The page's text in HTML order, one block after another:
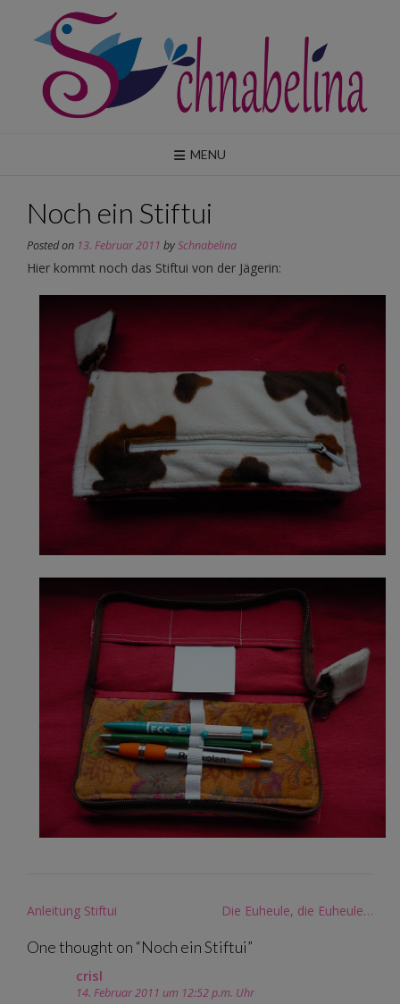
content
MENU
Noch ein Stiftui
Posted on 13. Februar 2011 bySchnabelina
Hier kommt noch das Stiftui von der Jägerin:
Post
Anleitung Stiftui Die Euheule, die Euheule…
One thought on “Noch ein Stiftui”
crisl
14. Februar 2011 um 12:52 p.m. Uhr